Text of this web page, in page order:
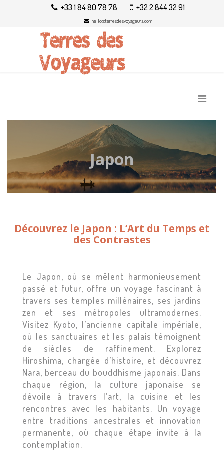
+33 1 84 80 78 78 +32 2 844 32 91
hello@terresdesvoyageurs.com
Japon
Découvrez le Japon : L’Art du Temps et
des Contrastes
Le Japon, où se mêlent harmonieusement
passé et futur, offre un voyage fascinant à
travers ses temples millénaires, ses jardins
zen et ses métropoles ultramodernes.
Visitez Kyoto, l’ancienne capitale impériale,
où les sanctuaires et les palais témoignent
de siècles de raffinement. Explorez
Hiroshima, chargée d’histoire, et découvrez
Nara, berceau du bouddhisme japonais. Dans
chaque région, la culture japonaise se
dévoile à travers l’art, la cuisine et les
rencontres avec les habitants. Un voyage
entre traditions ancestrales et innovation
permanente, où chaque étape invite à la
contemplation.